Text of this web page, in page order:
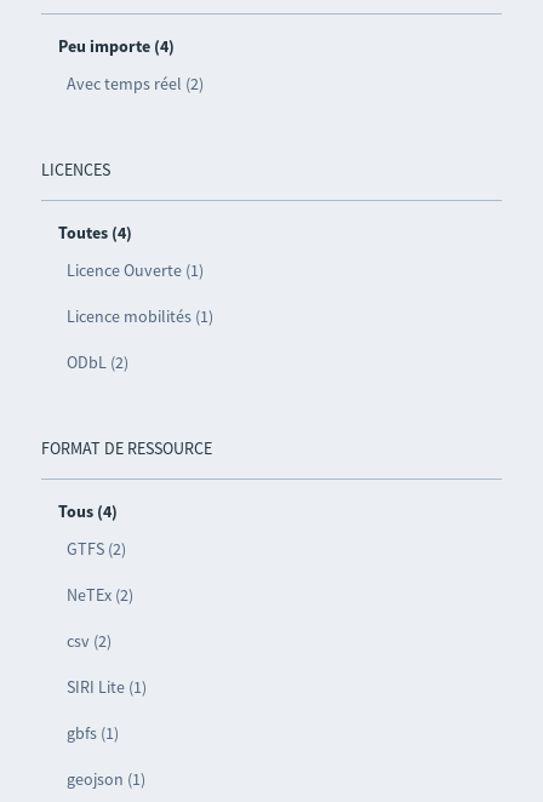
Peu importe (4)
Avec temps réel (2)
LICENCES
Toutes (4)
Licence Ouverte (1)
Licence mobilités (1)
ODbL (2)
FORMAT DE RESSOURCE
Tous (4)
GTFS (2)
NeTEx (2)
csv (2)
SIRI Lite (1)
gbfs (1)
geojson (1)